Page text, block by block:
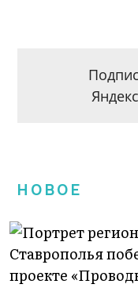
НОВОЕ